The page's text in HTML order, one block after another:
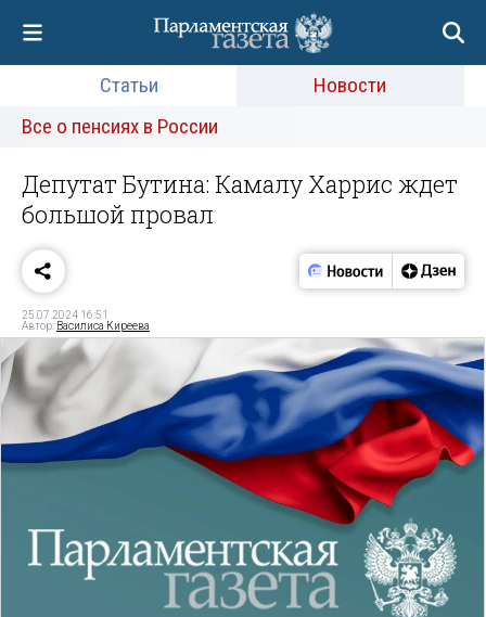
Статьи
Новости
Все о пенсиях в России
Депутат Бутина: Камалу Харрис ждет
большой провал
25.07.2024 16:51
Автор: Василиса Киреева